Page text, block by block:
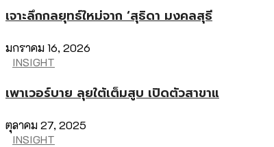
เจาะลึกกลยุทธ์ใหม่จาก ‘สุธิดา มงคลสุธี
มกราคม 16, 2026
INSIGHT
เพาเวอร์บาย ลุยใต้เต็มสูบ เปิดตัวสาขาแ
ตุลาคม 27, 2025
INSIGHT